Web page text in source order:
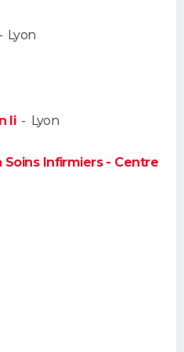
Lyon
Ii- Lyon
Infirmiers - Centre